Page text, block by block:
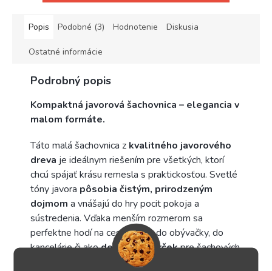
Popis Podobné (3) Hodnotenie Diskusia
Ostatné informácie
Podrobný popis
Kompaktná javorová šachovnica – elegancia v
malom formáte.
Táto malá šachovnica z kvalitného javorového
dreva je ideálnym riešením pre všetkých, ktorí
chcú spájať krásu remesla s praktickosťou. Svetlé
tóny javora pôsobia čistým, prirodzeným
dojmom a vnášajú do hry pocit pokoja a
sústredenia. Vďaka menším rozmerom sa
perfektne hodí na cestovanie, do obývačky, do
kancelárie či akodecentnýdarčekpre šachových